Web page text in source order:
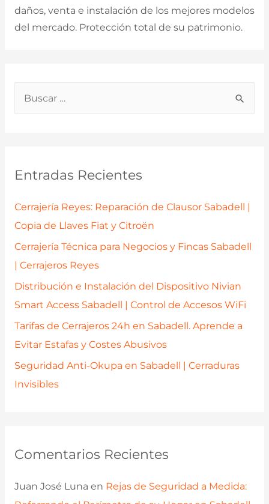
p
o
:
Entradas Recientes
Cerrajería Reyes: Reparación de Clausor Sabadell |
Copia de Llaves Fiat y Citroën
Cerrajería Técnica para Negocios y Fincas Sabadell
| Cerrajeros Reyes
Distribución e Instalación del Dispositivo Nivian
Smart Access Sabadell | Control de Accesos WiFi
Tarifas de Cerrajeros 24h en Sabadell. Aprende a
Evitar Estafas y Costes Abusivos
Seguridad Anti-Okupa en Sabadell | Cerraduras
Invisibles
Comentarios Recientes
Juan José Luna en Rejas de Seguridad a Medida:
daños, venta e instalación de los mejores modelos
del mercado. Protección total de su patrimonio.